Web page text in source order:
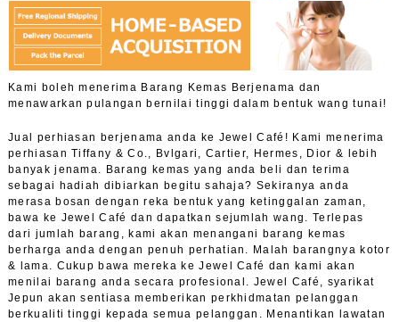
Kami boleh menerima Barang Kemas Berjenama dan
menawarkan pulangan bernilai tinggi dalam bentuk wang tunai!
Jual perhiasan berjenama anda ke Jewel Café! Kami menerima
perhiasan Tiffany & Co., Bvlgari, Cartier, Hermes, Dior & lebih
banyak jenama. Barang kemas yang anda beli dan terima
sebagai hadiah dibiarkan begitu sahaja? Sekiranya anda
merasa bosan dengan reka bentuk yang ketinggalan zaman,
bawa ke Jewel Café dan dapatkan sejumlah wang. Terlepas
dari jumlah barang, kami akan menangani barang kemas
berharga anda dengan penuh perhatian. Malah barangnya kotor
& lama. Cukup bawa mereka ke Jewel Café dan kami akan
menilai barang anda secara profesional. Jewel Café, syarikat
Jepun akan sentiasa memberikan perkhidmatan pelanggan
berkualiti tinggi kepada semua pelanggan. Menantikan lawatan